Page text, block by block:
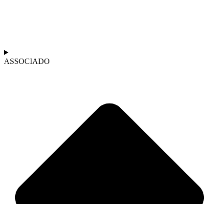
ASSOCIADO